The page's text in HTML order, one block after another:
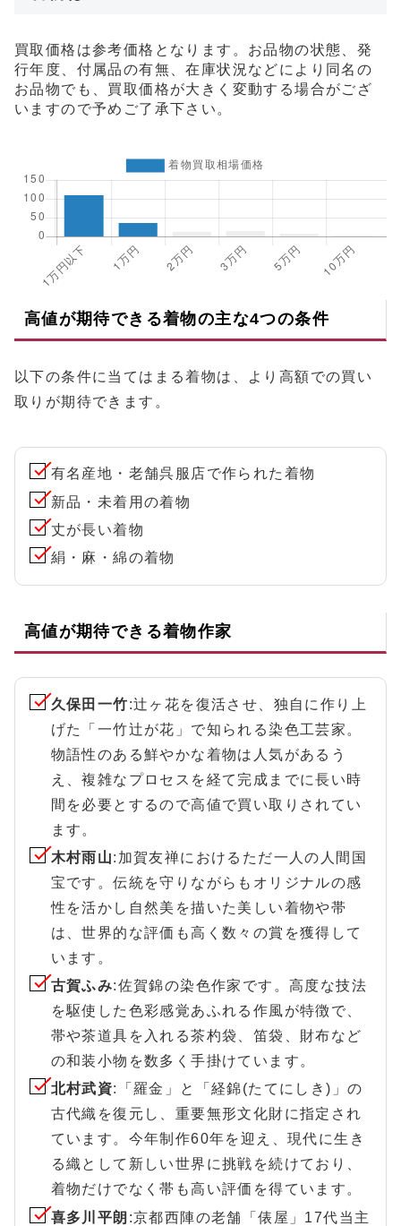
買取価格は参考価格となります。お品物の状態、発
行年度、付属品の有無、在庫状況などにより同名の
お品物でも、買取価格が大きく変動する場合がござ
いますので予めご了承下さい。
高値が期待できる着物の主な4つの条件
以下の条件に当てはまる着物は、より高額での買い
取りが期待できます。
有名産地・老舗呉服店で作られた着物
新品・未着用の着物
丈が長い着物
絹・麻・綿の着物
高値が期待できる着物作家
久保田一竹:辻ヶ花を復活させ、独自に作り上
げた「一竹辻が花」で知られる染色工芸家。
物語性のある鮮やかな着物は人気があるう
え、複雑なプロセスを経て完成までに長い時
間を必要とするので高値で買い取りされてい
ます。
木村雨山:加賀友禅におけるただ一人の人間国
宝です。伝統を守りながらもオリジナルの感
性を活かし自然美を描いた美しい着物や帯
は、世界的な評価も高く数々の賞を獲得して
います。
古賀ふみ:佐賀錦の染色作家です。高度な技法
を駆使した色彩感覚あふれる作風が特徴で、
帯や茶道具を入れる茶杓袋、笛袋、財布など
の和装小物を数多く手掛けています。
北村武資:「羅金」と「経錦(たてにしき)」の
古代織を復元し、重要無形文化財に指定され
ています。今年制作60年を迎え、現代に生き
る織として新しい世界に挑戦を続けており、
着物だけでなく帯も高い評価を得ています。
喜多川平朗 :京都西陣の老舗「俵屋」17代当主